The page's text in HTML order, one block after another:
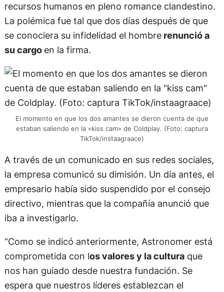
recursos humanos en pleno romance clandestino.
La polémica fue tal que dos días después de que
se conociera su infidelidad el hombrerenunció a
su cargo en la firma.
El momento en que los dos amantes se dieron cuenta de que
estaban saliendo en la «kiss cam» de Coldplay. (Foto: captura
TikTok/instaagraace)
A través de un comunicado en sus redes sociales,
la empresa comunicó su dimisión. Un día antes, el
empresario había sido suspendido por el consejo
directivo, mientras que la compañía anunció que
iba a investigarlo.
“Como se indicó anteriormente, Astronomer está
comprometida con los valores y la culturaque
nos han guiado desde nuestra fundación. Se
espera que nuestros líderes establezcan el